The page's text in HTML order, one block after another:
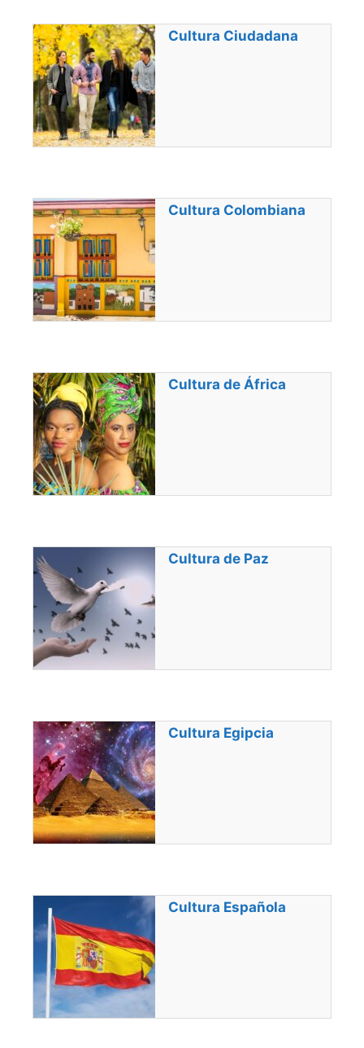
Cultura Ciudadana
Cultura Colombiana
Cultura de África
Cultura de Paz
Cultura Egipcia
Cultura Española